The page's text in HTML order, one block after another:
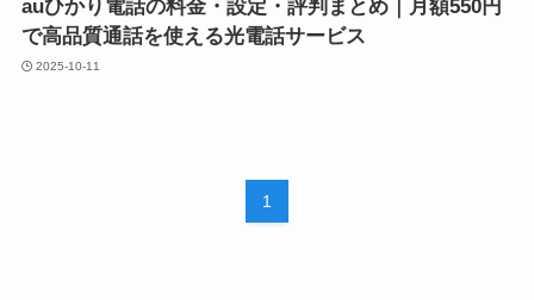
auひかり電話の料金・設定・評判まとめ｜月額550円
で高品質通話を使える光電話サービス
2025-10-11
1